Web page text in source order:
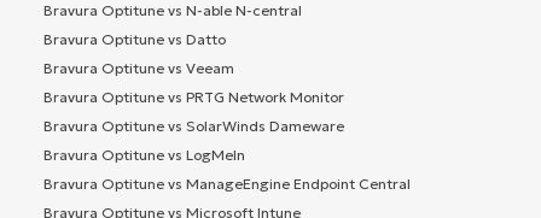
Bravura Optitune vs N-able N-central
Bravura Optitune vs Datto
Bravura Optitune vs Veeam
Bravura Optitune vs PRTG Network Monitor
Bravura Optitune vs SolarWinds Dameware
Bravura Optitune vs LogMeIn
Bravura Optitune vs ManageEngine Endpoint Central
Bravura Optitune vs Microsoft Intune